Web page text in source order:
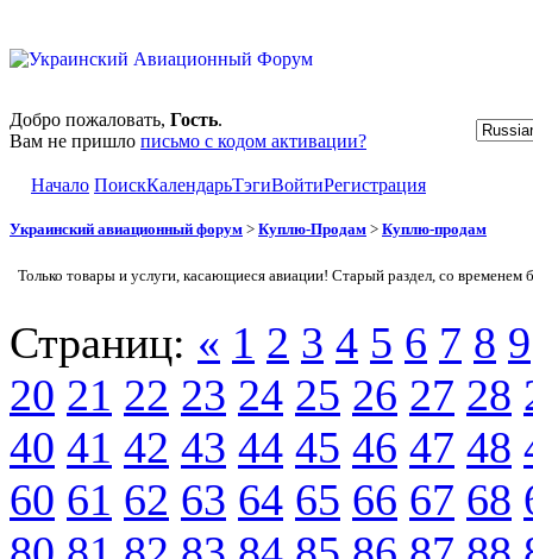
Добро пожаловать, Гость.
Вам не пришло письмо с кодом активации?
Начало ПоискКалендарьТэгиВойтиРегистрация
Украинский авиационный форум > Куплю-Продам > Куплю-продам
Только товары и услуги, касающиеся авиации! Старый раздел, со временем
Страниц: « 1 2 3 4 5 6 7 8 9
20 21 22 23 24 25 26 27 28
40 41 42 43 44 45 46 47 48
60 61 62 63 64 65 66 67 68